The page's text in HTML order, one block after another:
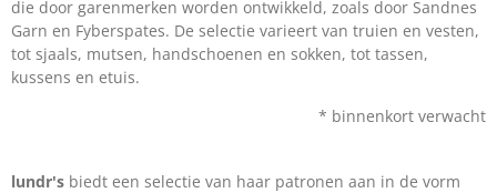
die door garenmerken worden ontwikkeld, zoals door Sandnes
Garn en Fyberspates. De selectie varieert van truien en vesten,
tot sjaals, mutsen, handschoenen en sokken, tot tassen,
kussens en etuis.
* binnenkort verwacht
lundr's biedt een selectie van haar patronen aan in de vorm